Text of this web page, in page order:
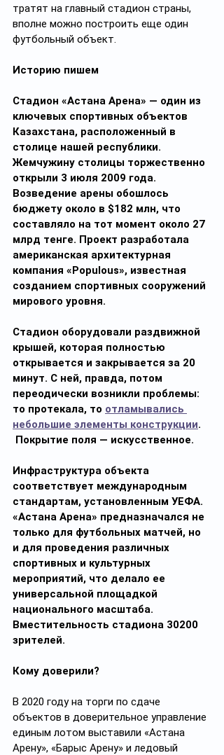
тратят на главный стадион страны,
вполне можно построить еще один
футбольный объект.
Историю пишем
Стадион «Астана Арена» — один из
ключевых спортивных объектов
Казахстана, расположенный в
столице нашей республики.
Жемчужину столицы торжественно
открыли 3 июля 2009 года.
Возведение арены обошлось
бюджету около в $182 млн, что
составляло на тот момент около 27
млрд тенге. Проект разработала
американская архитектурная
компания «Populous», известная
созданием спортивных сооружений
мирового уровня.
Стадион оборудовали раздвижной
крышей, которая полностью
открывается и закрывается за 20
минут. С ней, правда, потом
переодически возникли проблемы:
то протекала, то отламывались
небольшие элементы конструкции.
Покрытие поля — искусственное.
Инфраструктура объекта
соответствует международным
стандартам, установленным УЕФА.
«Астана Арена» предназначался не
только для футбольных матчей, но
и для проведения различных
спортивных и культурных
мероприятий, что делало ее
универсальной площадкой
национального масштаба.
Вместительность стадиона 30200
зрителей.
Кому доверили?
В 2020 году на торги по сдаче
объектов в доверительное управление
единым лотом выставили «Астана
Арену», «Барыс Арену» и ледовый